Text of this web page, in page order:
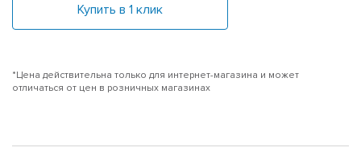
Купить в 1 клик
*Цена действительна только для интернет-магазина и может
отличаться от цен в розничных магазинах